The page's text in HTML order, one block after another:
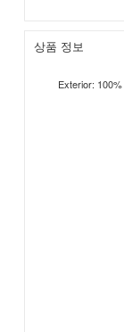
상품 정보
Exterior: